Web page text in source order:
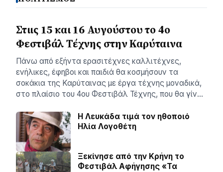
Στιις 15 και 16 Αυγούστου το 4ο
Φεστιβάλ Τέχνης στην Καρύταινα
Πάνω από εξήντα ερασιτέχνες καλλιτέχνες,
ενήλικες, έφηβοι και παιδιά θα κοσμήσουν τα
σοκάκια της Καρύταινας με έργα τέχνης μοναδικά,
στο πλαίσιο του 4ου Φεστιβάλ Τέχνης, που θα γίν…
Η Λευκάδα τιμά τον ηθοποιό
Ηλία Λογοθέτη
Ξεκίνησε από την Κρήνη το
Φεστιβάλ Αφήγησης «Τα